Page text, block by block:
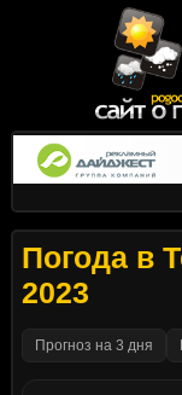
Погода в
2023
Прогноз на 3 дня